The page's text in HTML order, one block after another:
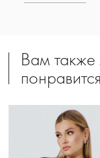
Вам
понравится